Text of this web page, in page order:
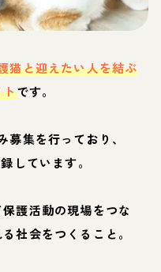
猫と迎えたい人を結ぶ
トです。
集を行っており、
しています。
護活動の現場をつな
社会をつくること。